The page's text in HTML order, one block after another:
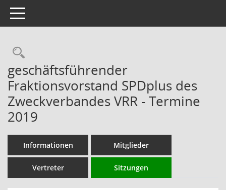
Toggle navigation
Rechercheauswahl
geschäftsführender
Fraktionsvorstand SPDplus des
Zweckverbandes VRR - Termine
2019
Informationen Mitglieder
Vertreter Sitzungen